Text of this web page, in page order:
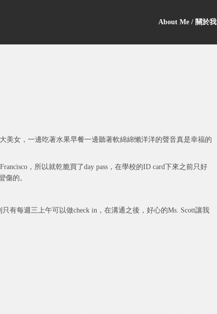
About Me / 關於我
美女，一邊吃著水果早餐一邊聽著軟綿綿懶洋洋的聲音真是幸福的
，所以就乾脆買了day pass，在學校的ID card下來之前只好
傷的。
有每週三上午可以做check in，在溝通之後，好心的Ms. Scott讓我